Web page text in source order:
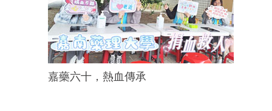
嘉藥六十，熱血傳承